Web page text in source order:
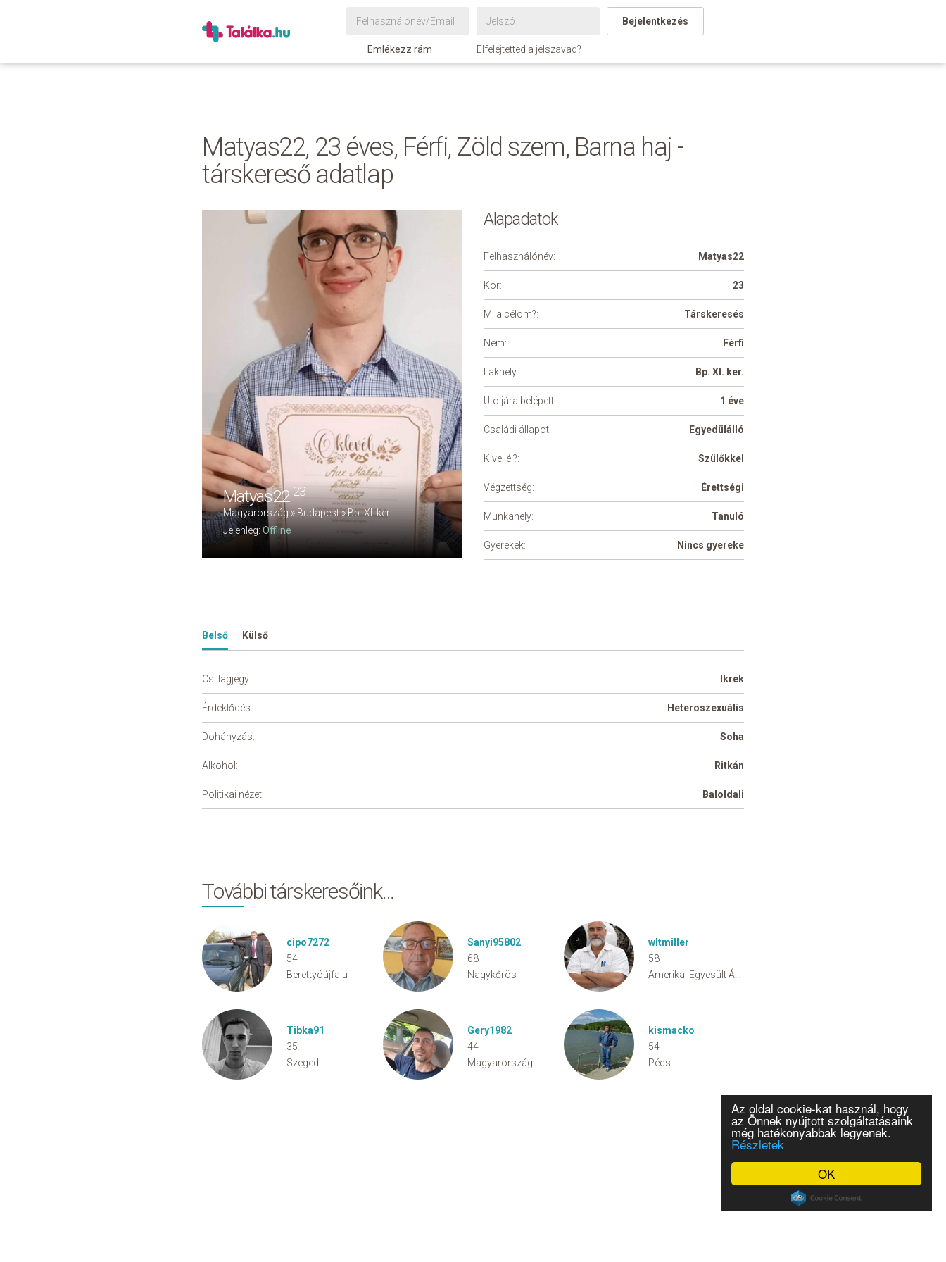
OK
Az oldal cookie-kat használ, hogy
az Önnek nyújtott szolgáltatásaink
még hatékonyabbak legyenek.
Részletek
Bejelentkezés
Emlékezz rám Elfelejtetted a jelszavad?
Matyas22, 23 éves, Férfi, Zöld szem, Barna haj -
társkereső adatlap
Matyas2223
Magyarország » Budapest » Bp. XI. ker.
Jelenleg: Offline
Alapadatok
Felhasználónév: Matyas22
Kor: 23
Mi a célom?: Társkeresés
Nem: Férfi
Lakhely: Bp. XI. ker.
Utoljára belépett: 1 éve
Családi állapot: Egyedülálló
Kivel él?: Szülőkkel
Végzettség: Érettségi
Munkahely: Tanuló
Gyerekek: Nincs gyereke
Belső Külső
Csillagjegy: Ikrek
Érdeklődés: Heteroszexuális
Dohányzás: Soha
Alkohol: Ritkán
Politikai nézet: Baloldali
További társkeresőink…
cipo7272
54
Berettyóújfalu
Sanyi95802
68
Nagykőrös
wltmiller
58
Tibka91
35
Szeged
Gery1982
44
Magyarország
kismacko
54
Pécs